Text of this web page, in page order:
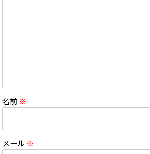
名前 ※
メール ※